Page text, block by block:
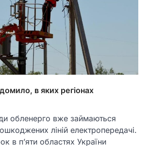
в яких регіонах
обленерго вже займаються
ліній електропередачі.
в п’яти областях України